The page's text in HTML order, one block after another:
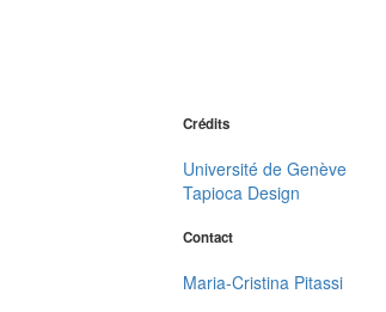
Crédits
Université de Genève
Tapioca Design
Contact
Maria-Cristina Pitassi